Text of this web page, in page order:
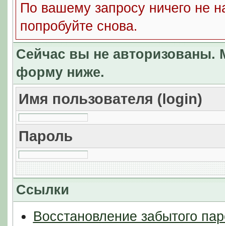
По вашему запросу ничего не
попробуйте снова.
Сейчас вы не авторизованы.
форму ниже.
Имя пользователя (login)
Пароль
Ссылки
Восстановление забытого